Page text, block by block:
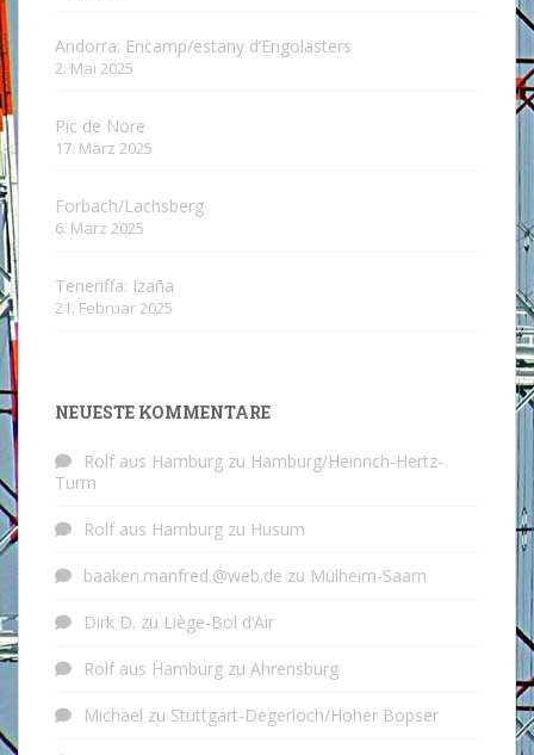
Andorra: Encamp/estany d’Engolasters
2. Mai 2025
Pic de Nore
17. März 2025
Forbach/Lachsberg
6. März 2025
Teneriffa: Izaña
21. Februar 2025
NEUESTE KOMMENTARE
Rolf aus Hamburg zu Hamburg/Heinrich-Hertz-
Turm
Rolf aus Hamburg zu Husum
baaken.manfred.@web.de zu Mülheim-Saarn
Dirk D. zu Liège-Bol d’Air
Rolf aus Hamburg zu Ahrensburg
Michael zu Stuttgart-Degerloch/Hoher Bopser